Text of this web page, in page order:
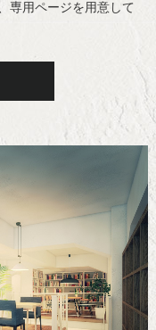
専用ページを用意して